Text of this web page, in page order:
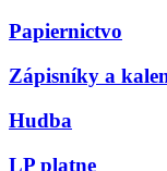
Papiernictvo
Zápisníky a
Hudba
LP platne